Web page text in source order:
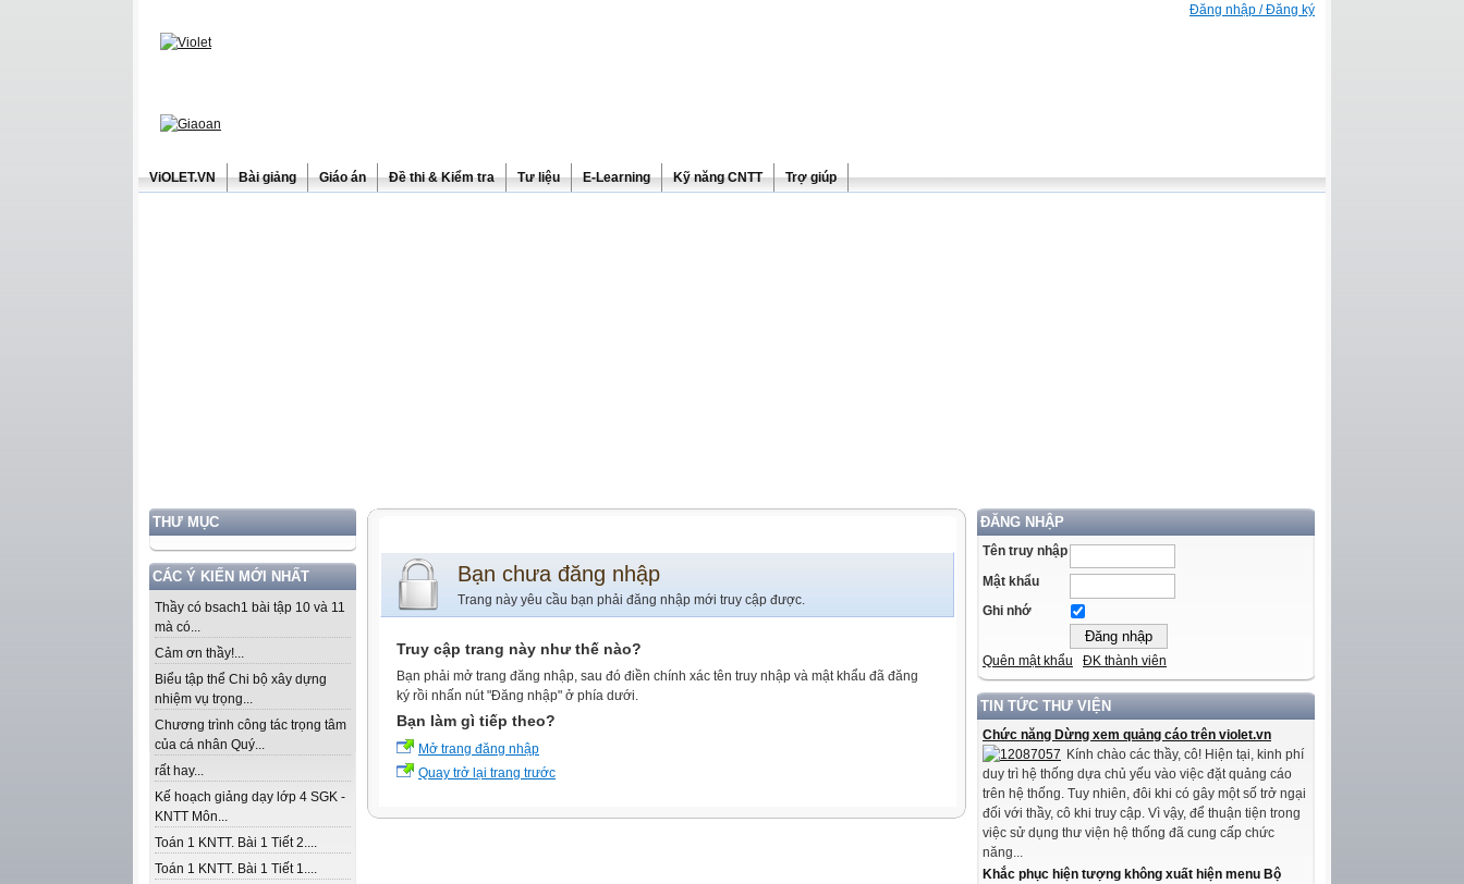
Đăng nhập / Đăng ký
ViOLET.VN Bài giảng Giáo án Đề thi & Kiểm tra Tư liệu E-Learning Kỹ năng CNTT Trợ giúp
THƯ MỤC
CÁC Ý KIẾN MỚI NHẤT
Thầy có bsach1 bài tập 10 và 11
mà có...
Cảm ơn thầy!...
Biểu tập thể Chi bộ xây dựng
nhiệm vụ trọng...
Chương trình công tác trọng tâm
của cá nhân Quý...
rất hay...
Kế hoạch giảng dạy lớp 4 SGK -
KNTT Môn...
Toán 1 KNTT. Bài 1 Tiết 2....
Toán 1 KNTT. Bài 1 Tiết 1....
ĐĂNG NHẬP
Tên truy nhập
Mật khẩu
Ghi nhớ
Quên mật khẩu ĐK thành viên
TIN TỨC THƯ VIỆN
Chức năng Dừng xem quảng cáo trên violet.vn
Kính chào các thầy, cô! Hiện tại, kinh phí
duy trì hệ thống dựa chủ yếu vào việc đặt quảng cáo
trên hệ thống. Tuy nhiên, đôi khi có gây một số trở ngại
đối với thầy, cô khi truy cập. Vì vậy, để thuận tiện trong
việc sử dụng thư viện hệ thống đã cung cấp chức
năng...
Khắc phục hiện tượng không xuất hiện menu Bộ
Bạn chưa đăng nhập
Trang này yêu cầu bạn phải đăng nhập mới truy cập được.
Truy cập trang này như thế nào?
Bạn phải mở trang đăng nhập, sau đó điền chính xác tên truy nhập và mật khẩu đã đăng
ký rồi nhấn nút "Đăng nhập" ở phía dưới.
Bạn làm gì tiếp theo?
Mở trang đăng nhập
Quay trở lại trang trước